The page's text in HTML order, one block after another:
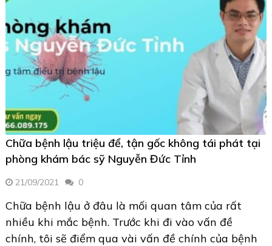
Chữa bệnh lậu triệu để, tận gốc không tái phát tại
phòng khám bác sỹ Nguyễn Đức Tỉnh
21/09/2021 0
Chữa bệnh lậu ở đâu là mối quan tâm của rất
nhiều khi mắc bệnh. Trước khi đi vào vấn đề
chính, tôi sẽ điểm qua vài vấn đề chính của bệnh